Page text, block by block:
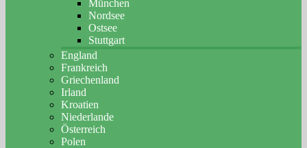
München
Nordsee
Ostsee
Stuttgart
England
Frankreich
Griechenland
Irland
Kroatien
Niederlande
Österreich
Polen